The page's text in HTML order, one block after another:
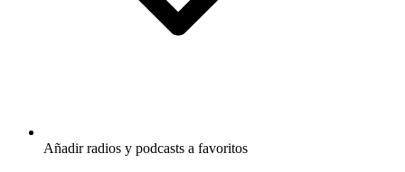
Añadir radios y podcasts a favoritos